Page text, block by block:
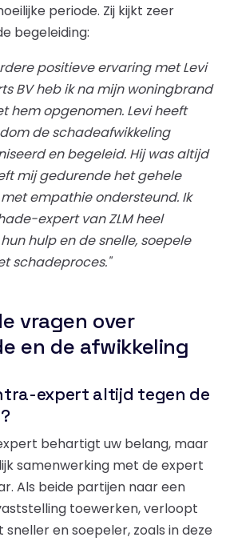
periode. Zij kijkt zeer
begeleiding:
positieve ervaring met Levi
BV heb ik na mijn woningbrand
hem opgenomen. Levi heeft
de schadeafwikkeling
en begeleid. Hij was altijd
mij gedurende het gehele
empathie ondersteund. Ik
expert van ZLM heel
hulp en de snelle, soepele
schadeproces."
vragen over
en de afwikkeling
expert altijd tegen de
behartigt uw belang, maar
samenwerking met de expert
Als beide partijen naar een
toewerken, verloopt
sneller en soepeler, zoals in deze